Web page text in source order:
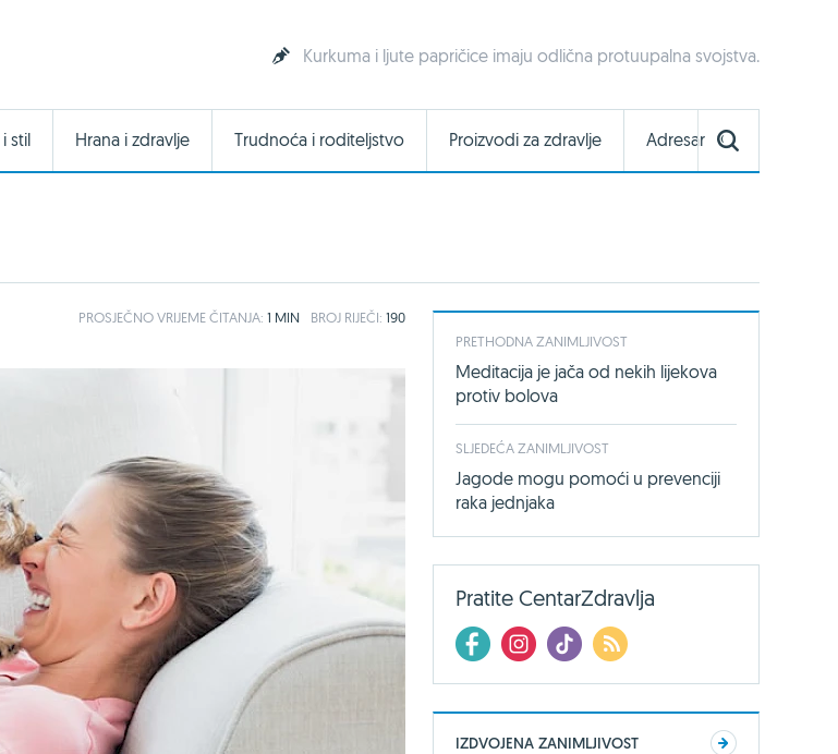
Kurkuma i ljute papričice imaju odlična protuupalna svojstva.
stil Hrana i zdravlje Trudnoća i roditeljstvo Proizvodi za zdravlje Adresar
PROSJEČNOVRIJEME ČITANJA: 1 MIN BROJ RIJEČI: 190
PRETHODNA ZANIMLJIVOST
Meditacija je jača od nekih lijekova
protiv bolova
SLJEDEĆA ZANIMLJIVOST
Jagode mogu pomoći u prevenciji
raka jednjaka
Pratite CentarZdravlja
IZDVOJENA ZANIMLJIVOST